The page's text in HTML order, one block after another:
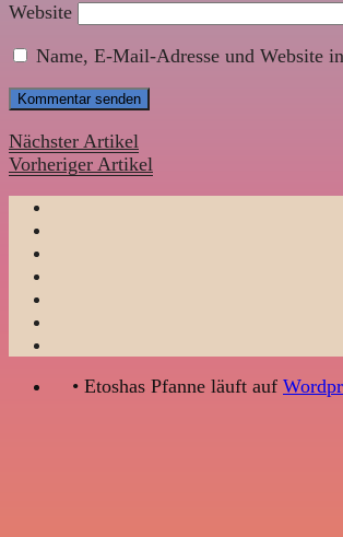
Website
Name, E-Mail-Adresse und Website
Nächster Artikel
Vorheriger Artikel
• Etoshas Pfanne läuft auf